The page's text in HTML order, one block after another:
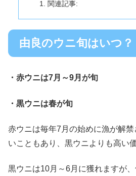
関連記事:
由良のウニ旬はいつ？
・赤ウニは7月～9月が旬
・黒ウニは春が旬
赤ウニは毎年7月の始めに漁が解
いこともあり、黒ウニよりも高い
黒ウニは10月～6月に獲れますが、